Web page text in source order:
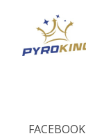
FACEBOOK